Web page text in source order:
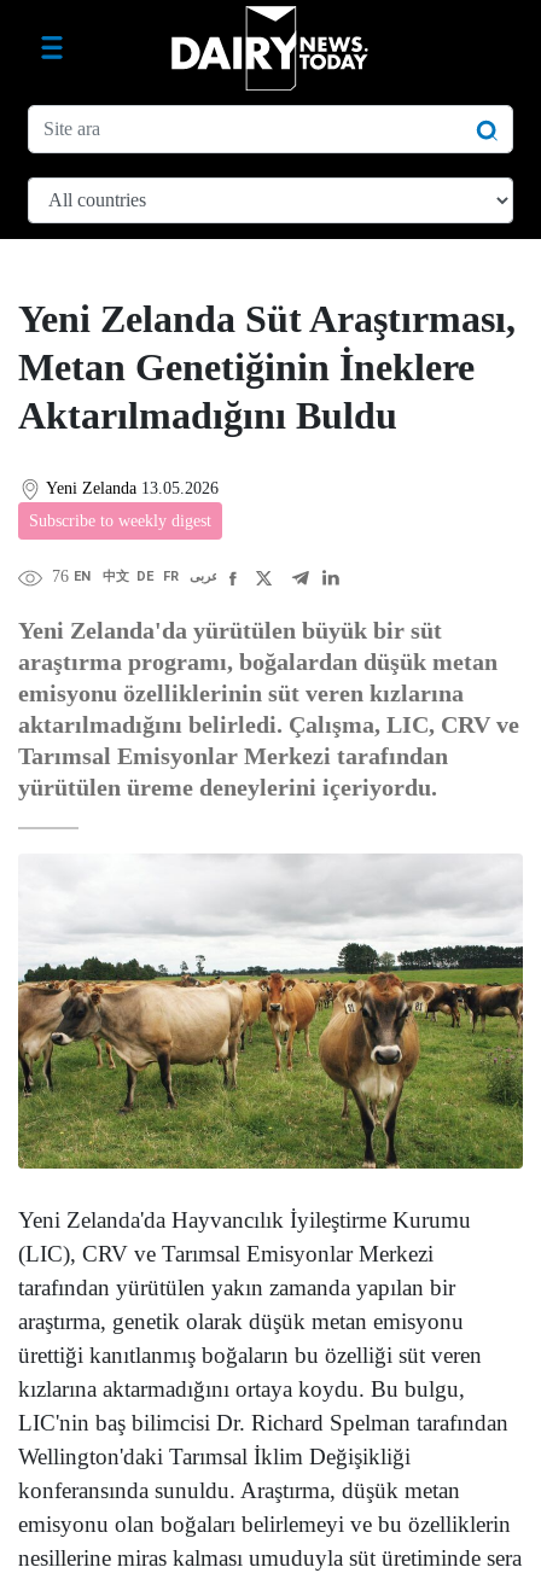
Yeni Zelanda Süt Araştırması,
Metan Genetiğinin İneklere
Aktarılmadığını Buldu
Yeni Zelanda 13.05.2026
Subscribe to weekly digest
76 EN 中文 DE FR عربى
Yeni Zelanda'da yürütülen büyük bir süt
araştırma programı, boğalardan düşük metan
emisyonu özelliklerinin süt veren kızlarına
aktarılmadığını belirledi. Çalışma, LIC, CRV ve
Tarımsal Emisyonlar Merkezi tarafından
yürütülen üreme deneylerini içeriyordu.
Yeni Zelanda'da Hayvancılık İyileştirme Kurumu
(LIC), CRV ve Tarımsal Emisyonlar Merkezi
tarafından yürütülen yakın zamanda yapılan bir
araştırma, genetik olarak düşük metan emisyonu
ürettiği kanıtlanmış boğaların bu özelliği süt veren
kızlarına aktarmadığını ortaya koydu. Bu bulgu,
LIC'nin baş bilimcisi Dr. Richard Spelman tarafından
Wellington'daki Tarımsal İklim Değişikliği
konferansında sunuldu. Araştırma, düşük metan
emisyonu olan boğaları belirlemeyi ve bu özelliklerin
nesillerine miras kalması umuduyla süt üretiminde sera